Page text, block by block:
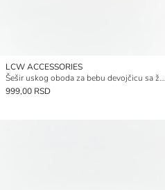
LCW ACCESSORIES
Šešir uskog oboda za bebu devojčicu sa životinjskim motivima
999,00 RSD